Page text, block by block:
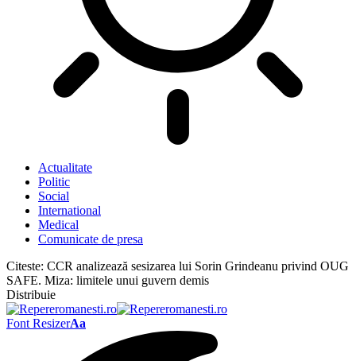
Actualitate
Politic
Social
International
Medical
Comunicate de presa
Citeste: CCR analizează sesizarea lui Sorin Grindeanu privind OUG
SAFE. Miza: limitele unui guvern demis
Distribuie
Font ResizerAa